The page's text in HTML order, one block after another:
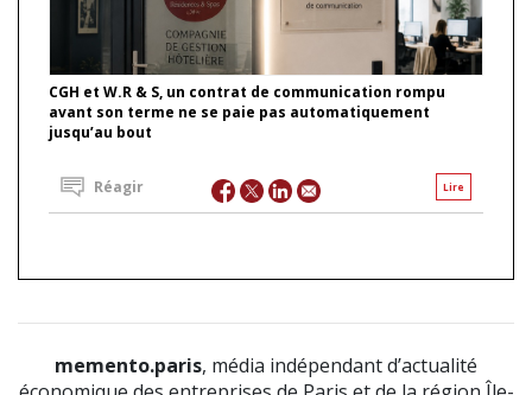
CGH et W.R & S, un contrat de communication rompu
avant son terme ne se paie pas automatiquement
jusqu’au bout
Lire
Réagir
memento.paris, média indépendant d’actualité